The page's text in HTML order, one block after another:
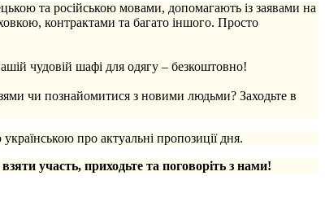
та російською мовами, допомагають із заявами на
контрактами та багато іншого. Просто
чудовій шафі для одягу – безкоштовно!
чи познайомитися з новими людьми? Заходьте в
про актуальні пропозиції дня.
участь, приходьте та поговоріть з нами!